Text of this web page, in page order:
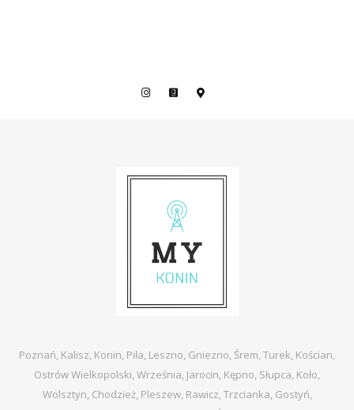
Poznań, Kalisz, Konin, Piła, Leszno, Gniezno, Śrem, Turek, Kościan,
Ostrów Wielkopolski, Września, Jarocin, Kępno, Słupca, Koło,
Wolsztyn, Chodzież, Pleszew, Rawicz, Trzcianka, Gostyń,